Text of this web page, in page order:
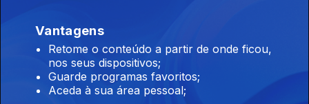
Vantagens
Retome o conteúdo a partir de onde ficou,
nos seus dispositivos;
Guarde programas favoritos;
Aceda à sua área pessoal;